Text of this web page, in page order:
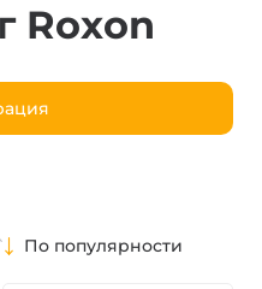
Roxon
По популярности